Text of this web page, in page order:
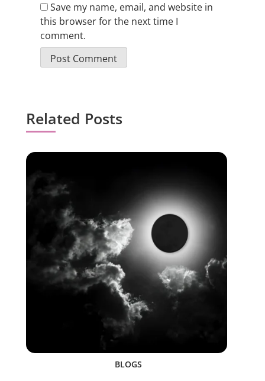
Save my name, email, and website in
this browser for the next time I
comment.
Related Posts
BLOGS